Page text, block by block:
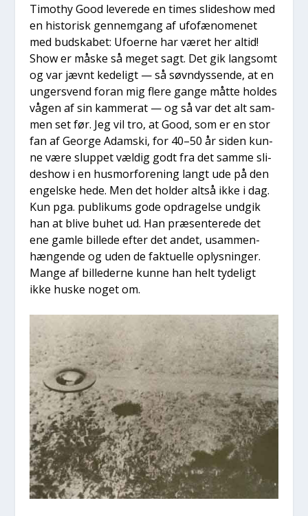
Timo­t­hy Good leve­re­de en times sli­des­how med
en histo­risk gen­nem­gang af ufo­fæ­no­me­net
med bud­ska­bet: Ufo­er­ne har været her altid!
Show er måske så meget sagt. Det gik lang­somt
og var jævnt kede­ligt — så søvn­dys­sen­de, at en
unger­s­vend for­an mig fle­re gan­ge måt­te hol­des
vågen af sin kam­me­rat — og så var det alt sam­
men set før. Jeg vil tro, at Good, som er en stor
fan af Geor­ge Adam­ski, for 40–50 år siden kun­
ne være slup­pet væl­dig godt fra det sam­me sli­
des­how i en hus­mor­for­e­ning langt ude på den
engel­ske hede. Men det hol­der alt­så ikke i dag.
Kun pga. publi­kums gode opdra­gel­se und­gik
han at bli­ve buhet ud. Han præ­sen­te­re­de det
ene gam­le bil­le­de efter det andet, usam­men­
hæn­gen­de og uden de fak­tu­el­le oplys­nin­ger.
Man­ge af bil­le­der­ne kun­ne han helt tyde­ligt
ikke huske noget om.